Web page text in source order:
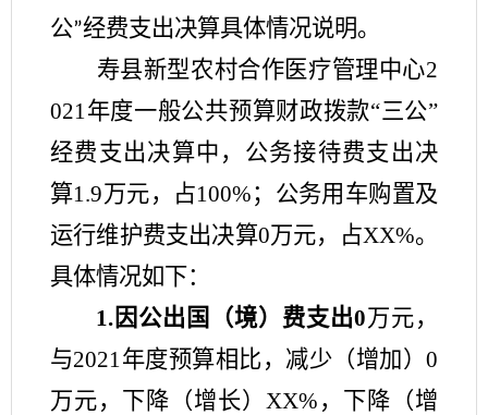
公”经费支出决算具体情况说明。
寿县新型农村合作医疗管理中心2
021年度一般公共预算财政拨款“三公”
经费支出决算中，公务接待费支出决
算1.9万元，占100%；公务用车购置及
运行维护费支出决算0万元，占XX%。
具体情况如下：
1.因公出国（境）费支出0万元，
与2021年度预算相比，减少（增加）0
万元，下降（增长） XX%，下降（增